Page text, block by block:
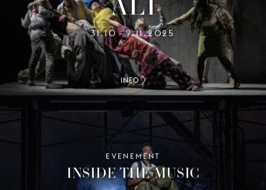
31.10–9.11.2025
INFO
EVENEMENT
INSIDE THE MUSIC